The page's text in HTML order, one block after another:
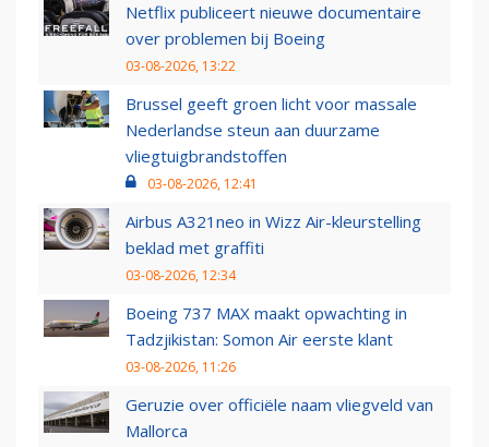
Netflix publiceert nieuwe documentaire
over problemen bij Boeing
03-08-2026, 13:22
Brussel geeft groen licht voor massale
Nederlandse steun aan duurzame
vliegtuigbrandstoffen
03-08-2026, 12:41
Airbus A321neo in Wizz Air-kleurstelling
beklad met graffiti
03-08-2026, 12:34
Boeing 737 MAX maakt opwachting in
Tadzjikistan: Somon Air eerste klant
03-08-2026, 11:26
Geruzie over officiële naam vliegveld van
Mallorca